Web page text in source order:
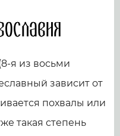
я из восьми
зависит от
похвалы или
такая степень